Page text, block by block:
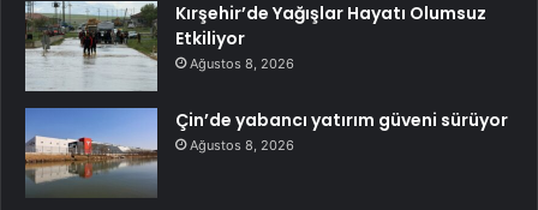
Kırşehir’de Yağışlar Hayatı Olumsuz
Etkiliyor
Ağustos 8, 2026
Çin’de yabancı yatırım güveni sürüyor
Ağustos 8, 2026